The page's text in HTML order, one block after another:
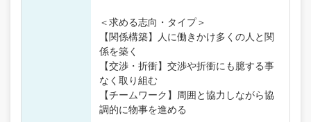
＜求める志向・タイプ＞
【関係構築】人に働きかけ多くの人と関
係を築く
【交渉・折衝】交渉や折衝にも臆する事
なく取り組む
【チームワーク】周囲と協力しながら協
調的に物事を進める